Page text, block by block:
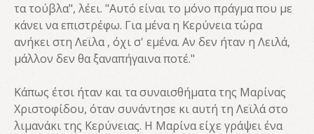
τα τούβλα", λέει. "Αυτό είναι το μόνο πράγμα που με
κάνει να επιστρέφω. Για μένα η Κερύνεια τώρα
ανήκει στη Λεϊλα , όχι σ' εμένα. Αν δεν ήταν η Λειλά,
μάλλον δεν θα ξαναπήγαινα ποτέ."
Κάπως έτσι ήταν και τα συναισθήματα της Μαρίνας
Χριστοφίδου, όταν συνάντησε κι αυτή τη Λεϊλά στο
λιμανάκι της Κερύνειας. Η Μαρίνα είχε γράψει ένα